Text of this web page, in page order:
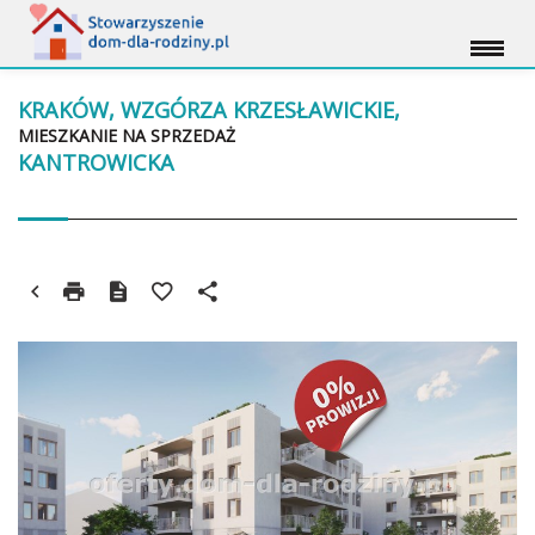
KRAKÓW, WZGÓRZA KRZESŁAWICKIE,
KANTROWICKA
MIESZKANIE NA SPRZEDAŻ